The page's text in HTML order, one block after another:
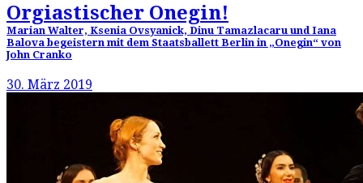
Orgiastischer Onegin!
Marian Walter, Ksenia Ovsyanick, Dinu Tamazlacaru und Iana
Balova begeistern mit dem Staatsballett Berlin in „Onegin“ von
John Cranko
30. März 2019